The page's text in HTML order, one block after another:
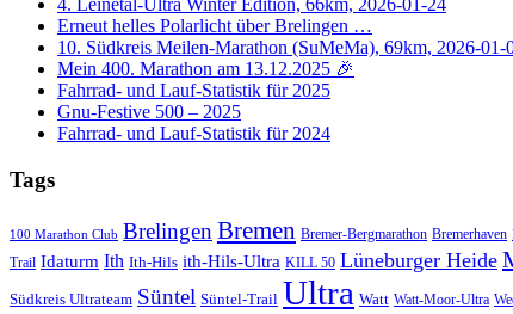
4. Leinetal-Ultra Winter Edition, 66km, 2026-01-24
Erneut helles Polarlicht über Brelingen …
10. Südkreis Meilen-Marathon (SuMeMa), 69km, 2026-01-
Mein 400. Marathon am 13.12.2025 🎉
Fahrrad- und Lauf-Statistik für 2025
Gnu-Festive 500 – 2025
Fahrrad- und Lauf-Statistik für 2024
Tags
100 Marathon Club BrelingenBremen Bremer-Bergmarathon Bremerhaven
Trail Idaturm Ith Ith-Hils ith-Hils-Ultra KILL 50 Lüneburger Heide
Südkreis Ultrateam Süntel Süntel-Trail Ultra Watt Watt-Moor-Ultra